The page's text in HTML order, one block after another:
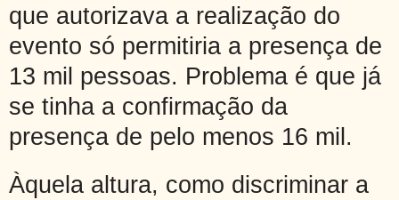
que autorizava a realização do
evento só permitiria a presença de
13 mil pessoas. Problema é que já
se tinha a confirmação da
presença de pelo menos 16 mil.
Àquela altura, como discriminar a